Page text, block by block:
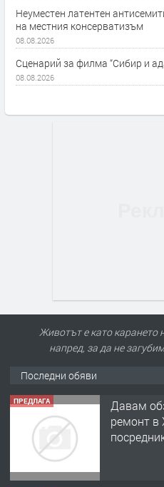
Неуместен латентен
на местния консерватизъм
08.08.2026
Сценарий за филма “Сибир и
08.08.2026
Животът е като карането
напред, за да не
Последни обяви
ПРЕДЛАГА
Давам
ремонт в